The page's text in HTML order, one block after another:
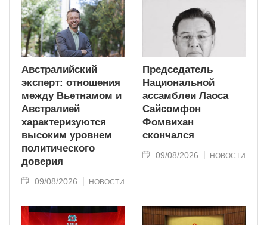
Австралийский
эксперт: отношения
между Вьетнамом и
Австралией
характеризуются
высоким уровнем
политического
доверия
09/08/2026 НОВОСТИ
Председатель
Национальной
ассамблеи Лаоса
Сайсомфон
Фомвихан
скончался
09/08/2026 НОВОСТИ